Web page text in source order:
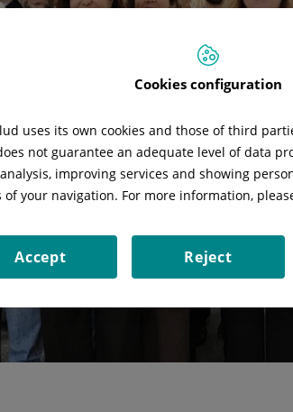
Cookies configuration
uses its own cookies and those of third
not guarantee an adequate level of data
improving services and showing
of your navigation. For more information,
Reject
Accept